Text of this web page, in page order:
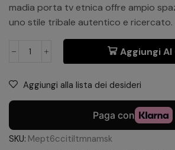
madia porta tv etnica offre ampio
uno stile tribale autentico e ricercato.
Aggiungi
Aggiungi alla lista dei desideri
SKU: Mept6ccitiltmnamsk